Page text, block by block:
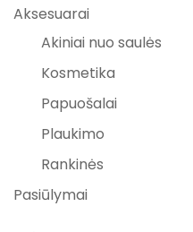
Aksesuarai
Akiniai nuo saulės
Kosmetika
Papuošalai
Plaukimo
Rankinės
Pasiūlymai